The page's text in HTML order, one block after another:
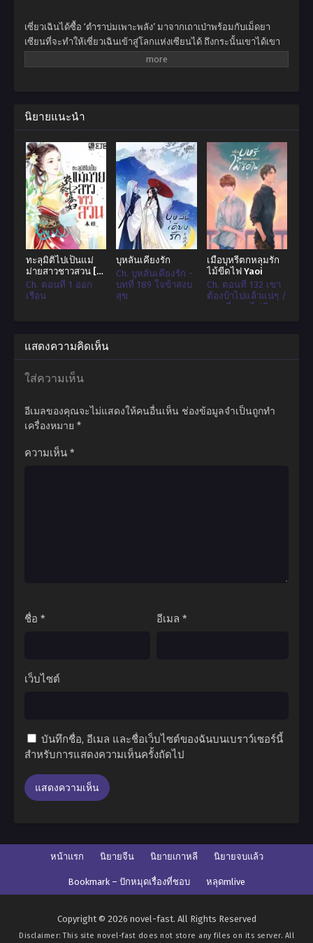
เซี่ยวเฉินได้ซื้อ ‘ตำราบ่มเพาะพลัง’ มาจากเถาเป่าพร้อมกับเม็ดยา
เซียนที่จะทำให้เซี่ยวเฉินเข้าสู่โลกแห่งเซียนได้ ถึงกระนั้นเขาได้เขา
ได้ฝึกฝนตามตำรามากว่าสามปีแต่กลับไม่มีความคืบหน้าแม้แต่น้อย
นิยายแนะนำ
ทะลุมิติไปเป็นแม่
ม่ายสาวชาวสวน [更
名为《冲喜娘子的
锦绣田园》]
Ch. ตอนที่ 1 ออก
เรือน
บุหลันเคียงรัก
Ch. บุหลันเคียงรัก -
บทที่ 189 ใจข้าสงบ
สุข
เมื่อบุหรี่ตกหลุมรัก
ไม้ขีดไฟ Yaoi
Ch. ตอนที่ 132 เขา
ต้องบ้าไปแล้วแน่ๆ /
ตอนที่ 133 ไม่มีทาง
แสดงความคิดเห็น
ใส่ความเห็น
อีเมลของคุณจะไม่แสดงให้คนอื่นเห็น ช่องข้อมูลจำเป็นถูกทำ
เครื่องหมาย *
ความเห็น *
ชื่อ * อีเมล *
เว็บไซต์
บันทึกชื่อ, อีเมล และชื่อเว็บไซต์ของฉันบนเบราว์เซอร์นี้
สำหรับการแสดงความเห็นครั้งถัดไป
หน้าแรก นิยายจีน นิยายเกาหลี นิยายจบแล้ว
Bookmark – ปักหมุดเรื่องที่ชอบ หลุดmlive
Copyright © 2026 novel-fast. All Rights Reserved
Disclaimer: This site novel-fast does not store any files on its server. All